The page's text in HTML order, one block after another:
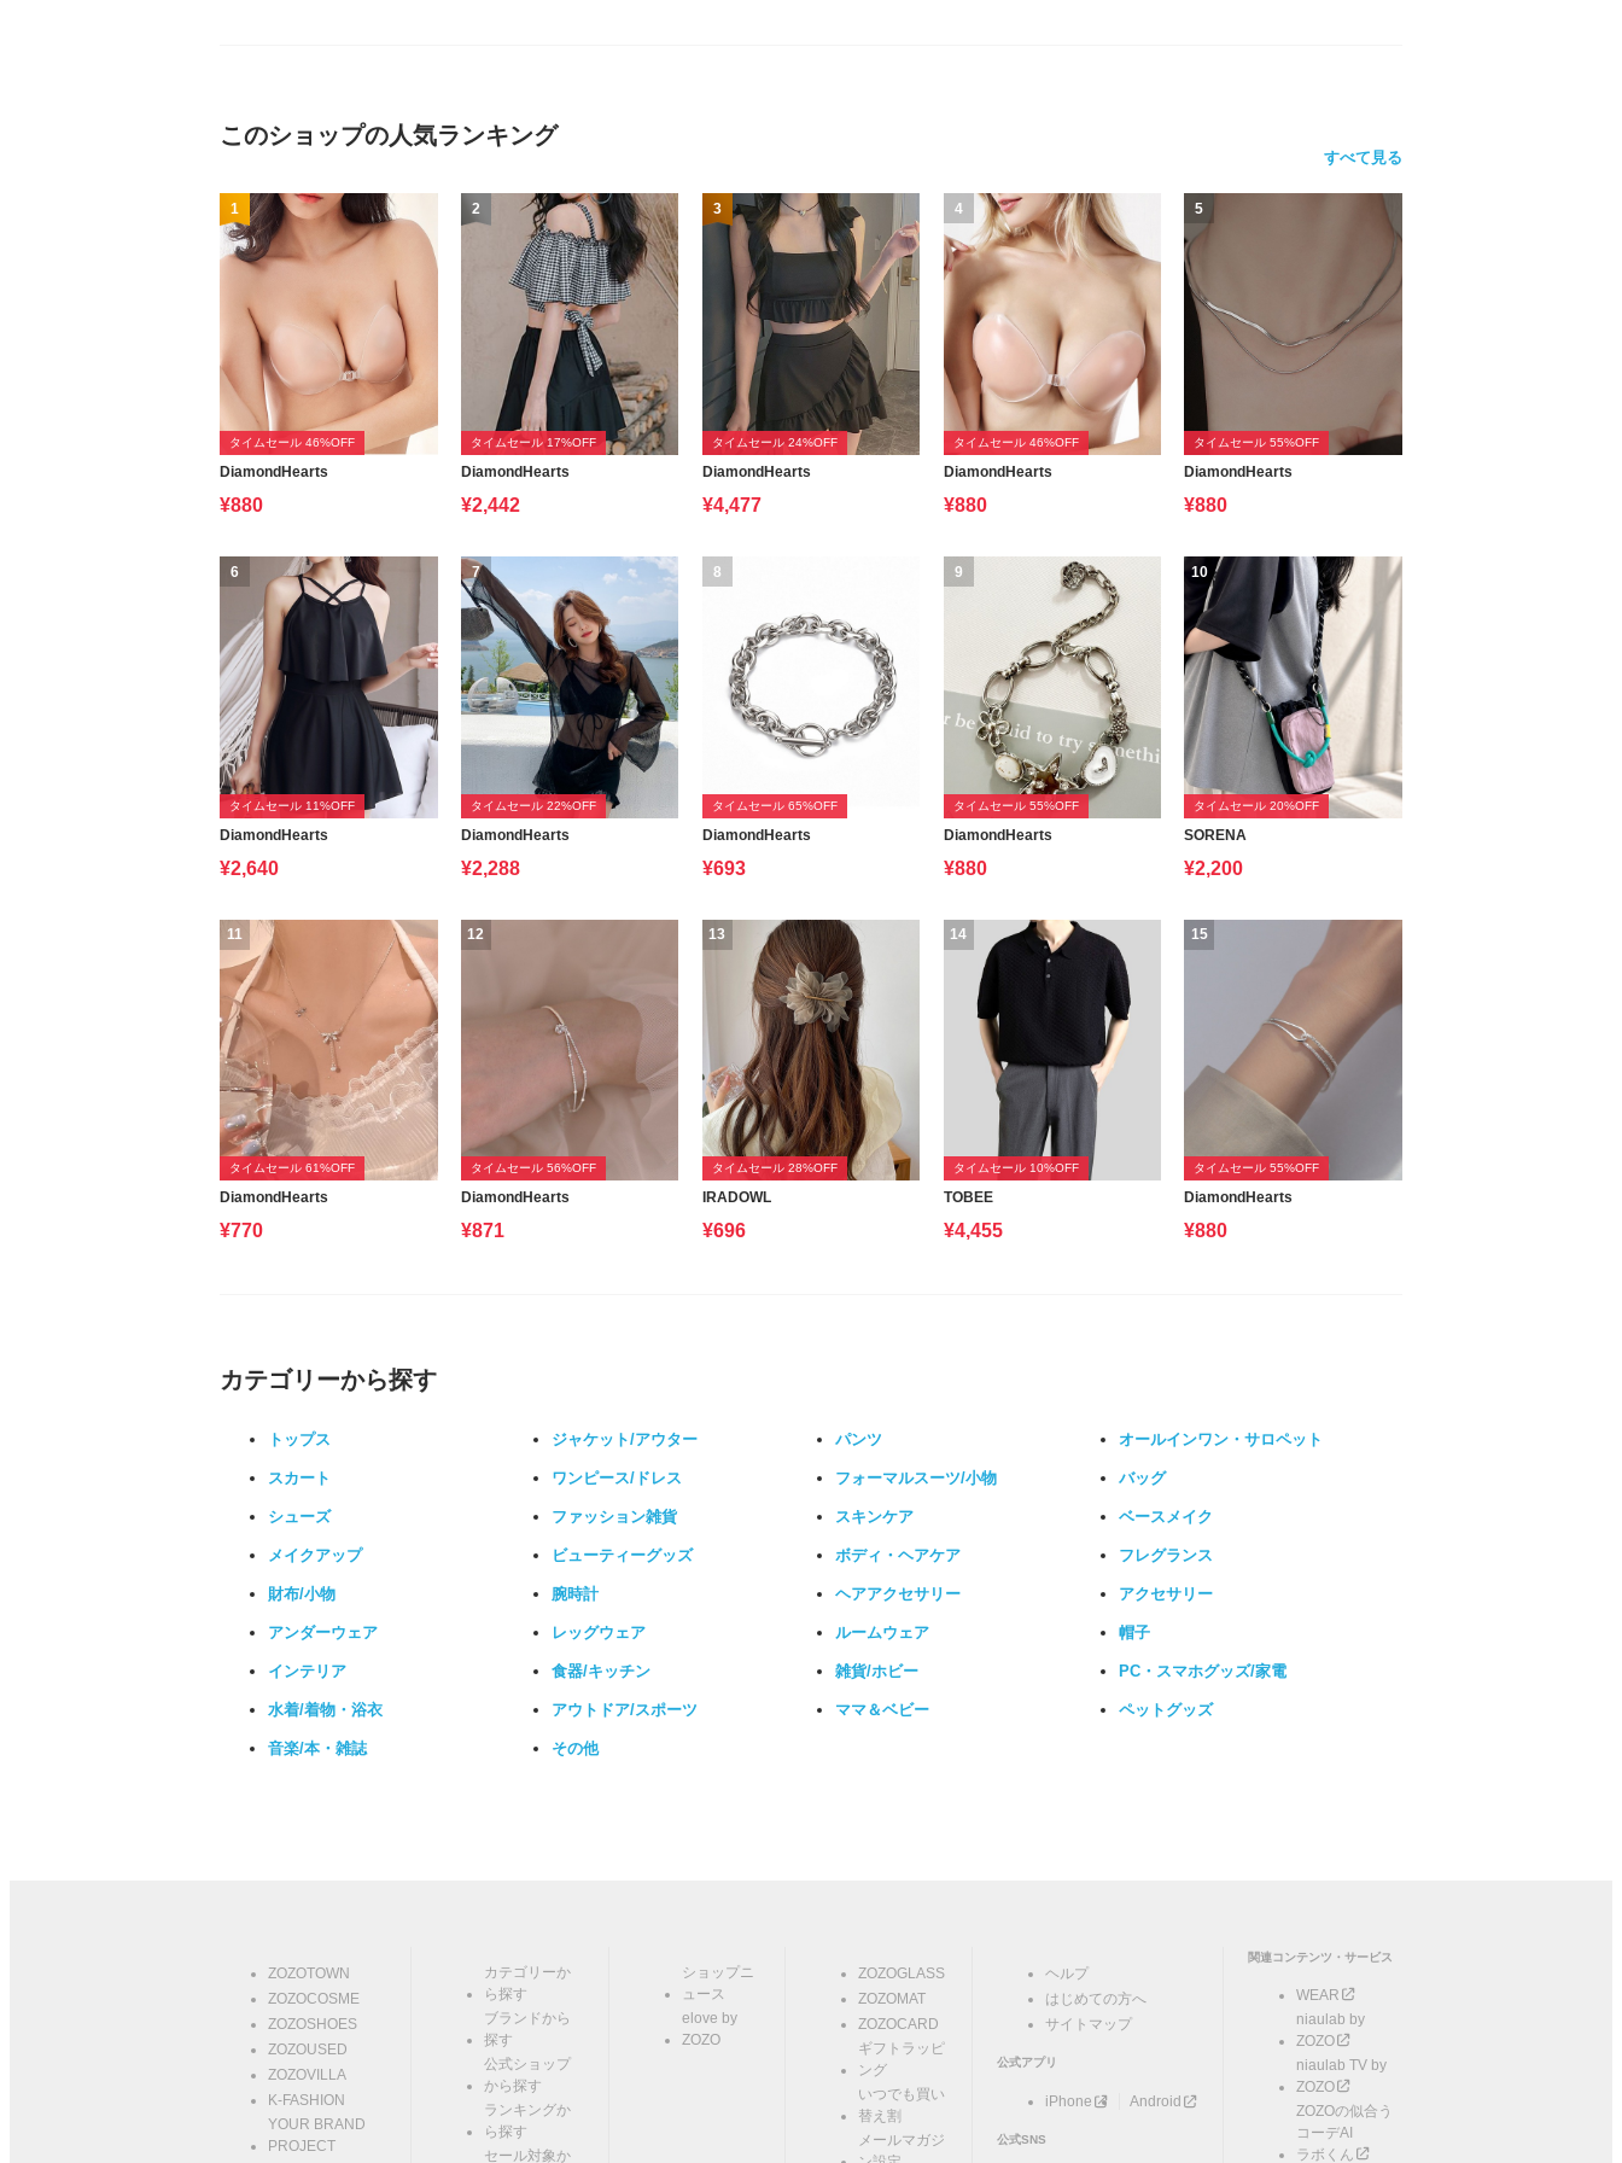
このショップの人気ランキング
すべて見る
1
タイムセール 46%OFF
DiamondHearts
¥880
2
タイムセール 17%OFF
DiamondHearts
¥2,442
3
タイムセール 24%OFF
DiamondHearts
¥4,477
4
タイムセール 46%OFF
DiamondHearts
¥880
5
タイムセール 55%OFF
DiamondHearts
¥880
6
タイムセール 11%OFF
DiamondHearts
¥2,640
7
タイムセール 22%OFF
DiamondHearts
¥2,288
8
タイムセール 65%OFF
DiamondHearts
¥693
9
タイムセール 55%OFF
DiamondHearts
¥880
10
タイムセール 20%OFF
SORENA
¥2,200
11
タイムセール 61%OFF
DiamondHearts
¥770
12
タイムセール 56%OFF
DiamondHearts
¥871
13
タイムセール 28%OFF
IRADOWL
¥696
14
タイムセール 10%OFF
TOBEE
¥4,455
15
タイムセール 55%OFF
DiamondHearts
¥880
カテゴリーから探す
トップス ジャケット/アウター パンツ オールインワン・サロペット
スカート ワンピース/ドレス フォーマルスーツ/小物 バッグ
シューズ ファッション雑貨 スキンケア ベースメイク
メイクアップ ビューティーグッズ ボディ・ヘアケア フレグランス
財布/小物 腕時計 ヘアアクセサリー アクセサリー
アンダーウェア レッグウェア ルームウェア 帽子
インテリア 食器/キッチン 雑貨/ホビー PC・スマホグッズ/家電
水着/着物・浴衣 アウトドア/スポーツ ママ＆ベビー ペットグッズ
音楽/本・雑誌 その他
ZOZOTOWN
ZOZOCOSME
ZOZOSHOES
ZOZOUSED
ZOZOVILLA
K-FASHION
YOUR BRAND
PROJECT
カテゴリーか
ら探す
ブランドから
探す
公式ショップ
から探す
ランキングか
ら探す
セール対象か
ショップニ
ュース
elove by
ZOZO
ZOZOGLASS
ZOZOMAT
ZOZOCARD
ギフトラッピ
ング
いつでも買い
替え割
メールマガジ
ヘルプ
はじめての方へ
サイトマップ
公式アプリ
iPhone Android
公式SNS
関連コンテンツ・サービス
WEAR
niaulab by
ZOZO
niaulab TV by
ZOZO
ZOZOの似合う
コーデAI
ラボくん